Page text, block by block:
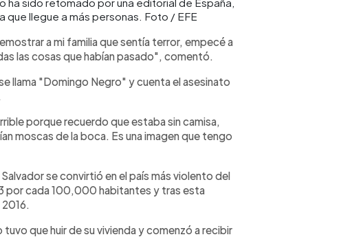
que llegue a más personas. Foto / EFE
a mi familia que sentía terror, empecé a
las cosas que habían pasado", comentó.
llama "Domingo Negro" y cuenta el asesinato
porque recuerdo que estaba sin camisa,
moscas de la boca. Es una imagen que tengo
se convirtió en el país más violento del
por cada 100,000 habitantes y tras esta
tuvo que huir de su vivienda y comenzó a recibir